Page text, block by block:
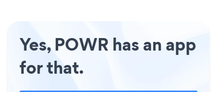
Yes, POWR has an app
for that.